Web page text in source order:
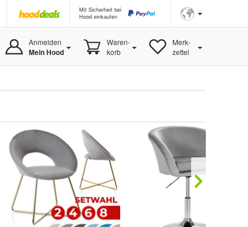
Mit Sicherheit bei
Hood einkaufen
Anmelden
Mein Hood
Waren-
korb
Merk-
zettel